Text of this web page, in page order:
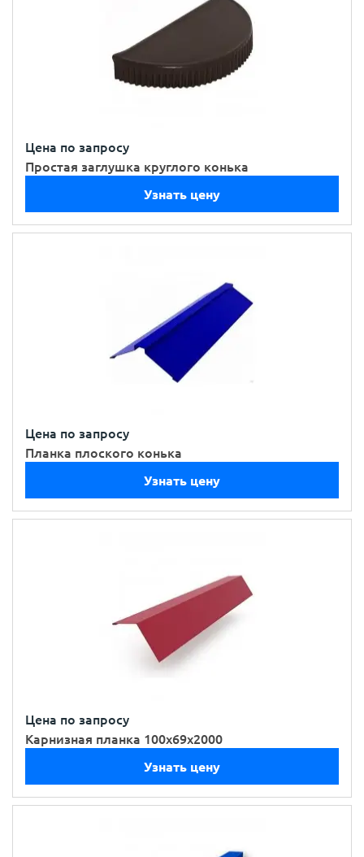
Цена по запросу
Простая заглушка круглого конька
Узнать цену
Цена по запросу
Планка плоского конька
Узнать цену
Цена по запросу
Карнизная планка 100х69х2000
Узнать цену